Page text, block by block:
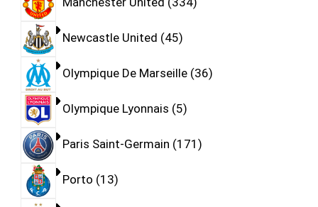
Newcastle United 45
Olympique De Marseille 36
Olympique Lyonnais 5
Paris Saint-Germain 171
Porto 13